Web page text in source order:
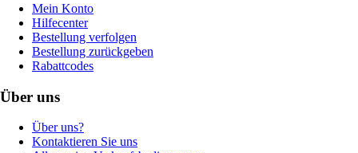
Mein Konto
Hilfecenter
Bestellung verfolgen
Bestellung zurückgeben
Rabattcodes
Über uns
Über uns?
Kontaktieren Sie uns